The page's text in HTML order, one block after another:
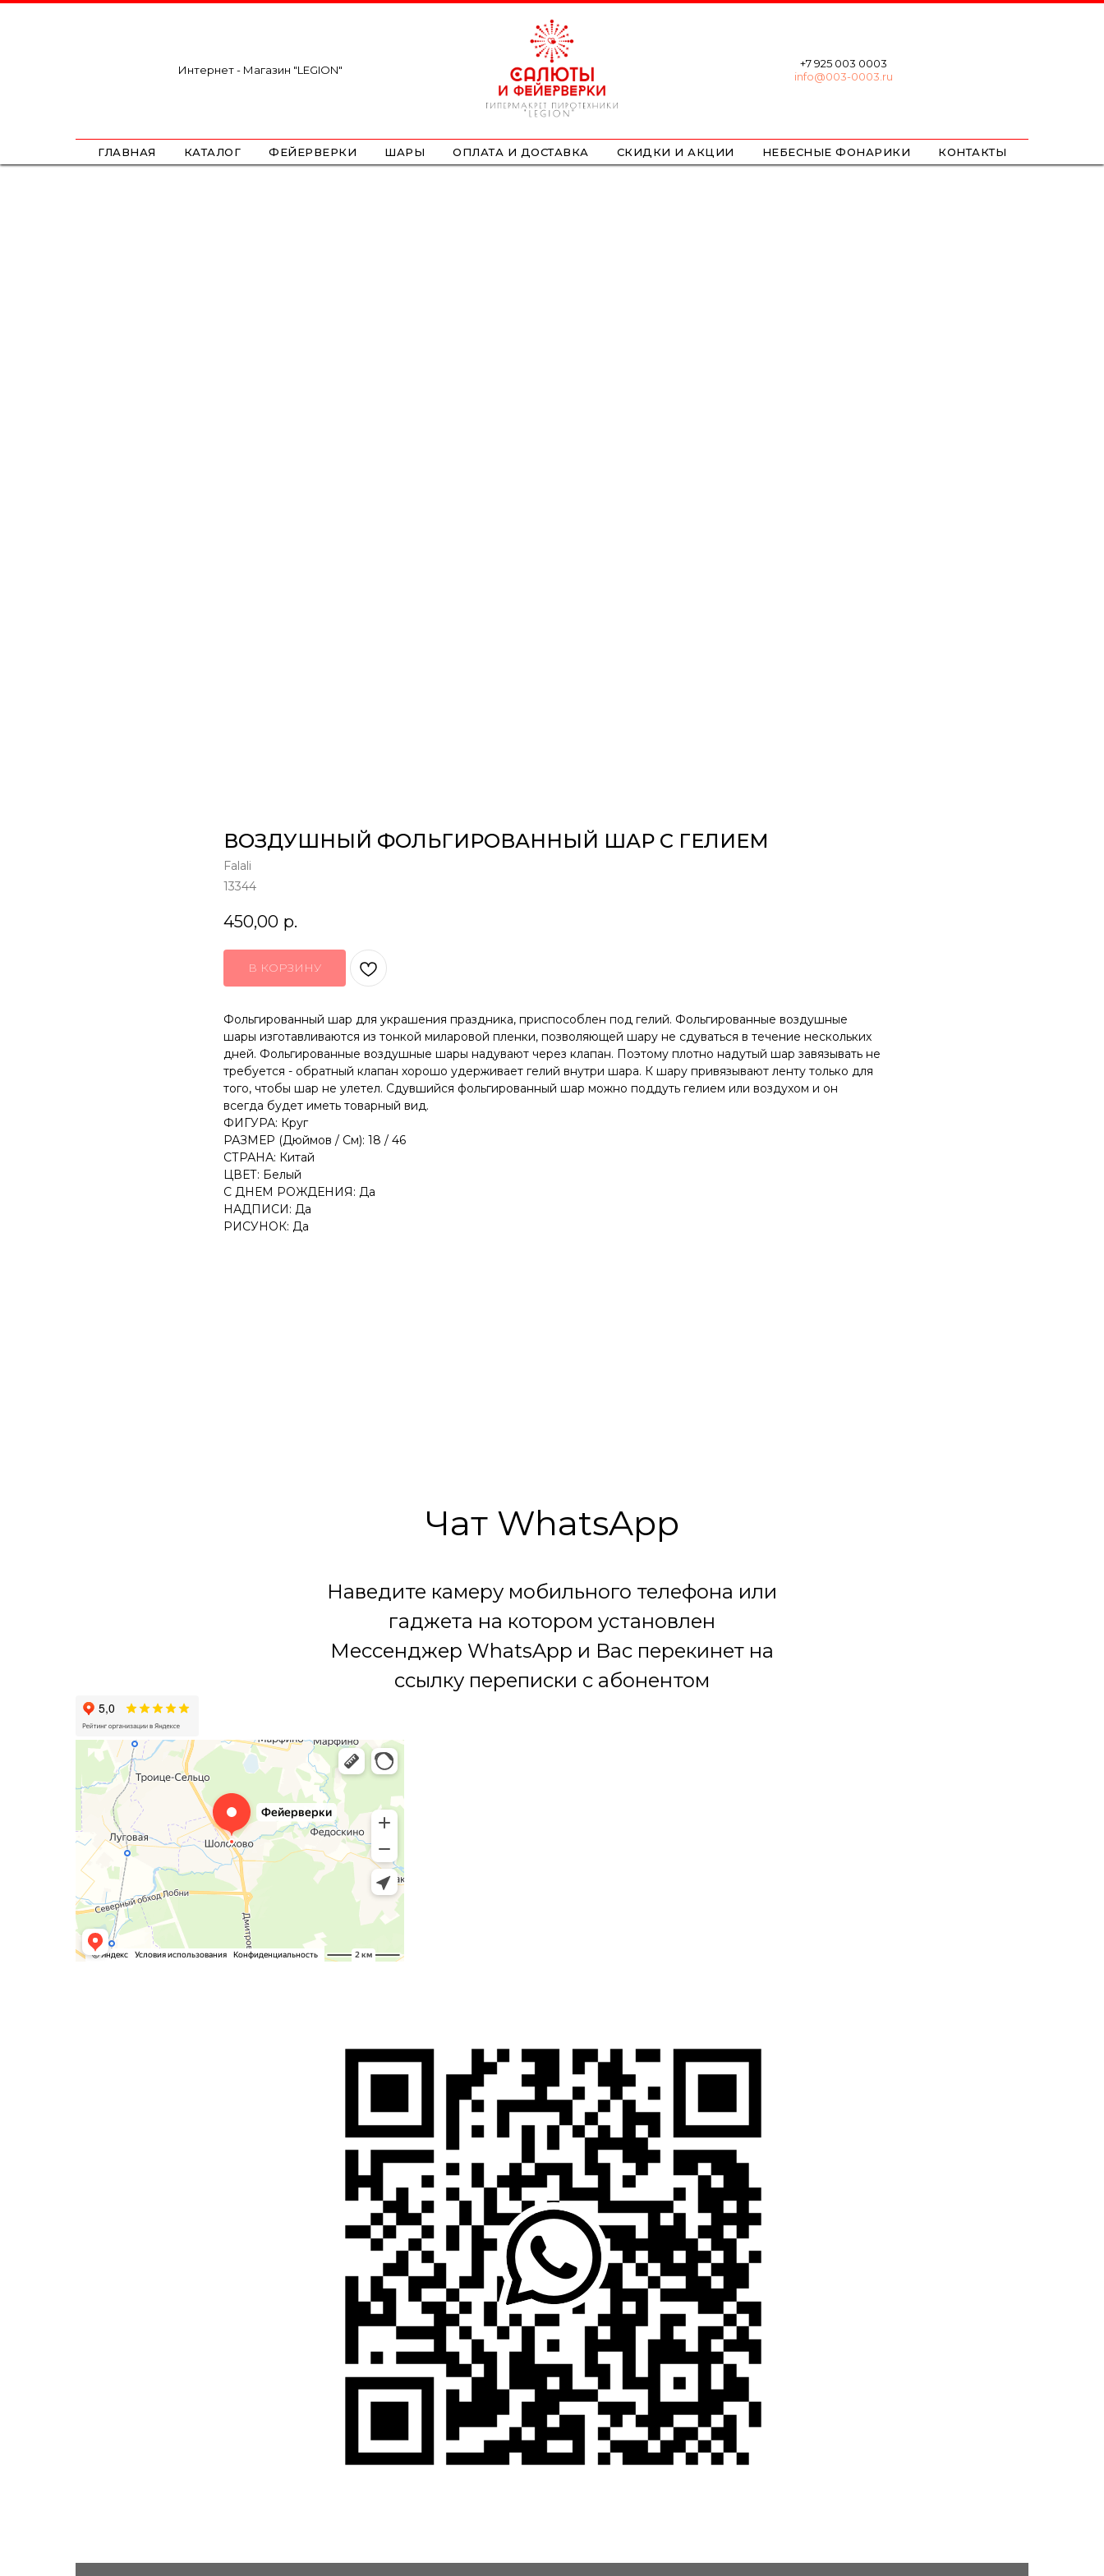
Интернет - Магазин "LEGION"
+7 925 003 0003
info@003-0003.ru
ГЛАВНАЯ КАТАЛОГ ФЕЙЕРВЕРКИ ШАРЫ ОПЛАТА И ДОСТАВКА СКИДКИ И АКЦИИ НЕБЕСНЫЕ ФОНАРИКИ КОНТАКТЫ
ВОЗДУШНЫЙ ФОЛЬГИРОВАННЫЙ ШАР С ГЕЛИЕМ
Falali
13344
450,00 р.
В КОРЗИНУ
Фольгированный шар для украшения праздника, приспособлен под гелий. Фольгированные воздушные
шары изготавливаются из тонкой миларовой пленки, позволяющей шару не сдуваться в течение нескольких
дней. Фольгированные воздушные шары надувают через клапан. Поэтому плотно надутый шар завязывать не
требуется - обратный клапан хорошо удерживает гелий внутри шара. К шару привязывают ленту только для
того, чтобы шар не улетел. Сдувшийся фольгированный шар можно поддуть гелием или воздухом и он
всегда будет иметь товарный вид.
ФИГУРА: Круг
РАЗМЕР (Дюймов / См): 18 / 46
СТРАНА: Китай
ЦВЕТ: Белый
С ДНЕМ РОЖДЕНИЯ: Да
НАДПИСИ: Да
РИСУНОК: Да
Чат WhatsApp
Наведите камеру мобильного телефона или
гаджета на котором установлен
Мессенджер WhatsApp и Вас перекинет на
ссылку переписки с абонентом